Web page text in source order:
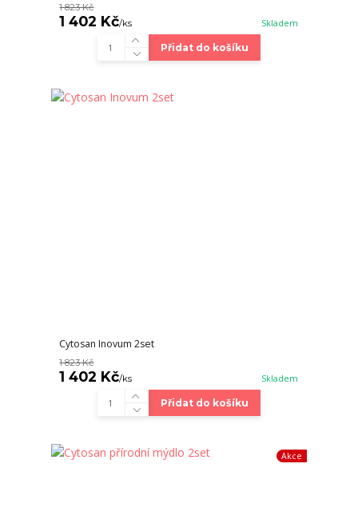
1 823 Kč
1 402 Kč/ks Skladem
Přidat do košíku
Cytosan Inovum 2set
1 823 Kč
1 402 Kč/ks Skladem
Přidat do košíku
Akce